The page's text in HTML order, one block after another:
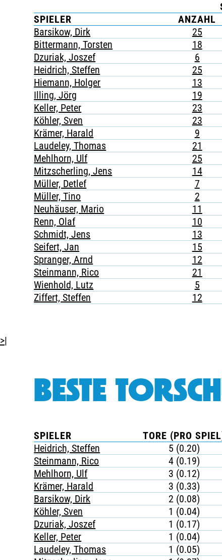
SPIELER
ANZAHL
Barsikow, Dirk
25
Bittermann, Torsten
18
Dzuriak, Joszef
6
Heidrich, Steffen
25
Hiemann, Holger
13
Illing, Jörg
19
Keller, Peter
23
Köhler, Sven
23
Krämer, Harald
9
Laudeley, Thomas
21
Mehlhorn, Ulf
25
Mitzscherling, Jens
14
Müller, Detlef
7
Müller, Tino
2
Neuhäuser, Mario
11
Renn, Olaf
10
Schmidt, Jens
13
Seifert, Jan
15
Spranger, Arnd
12
Steinmann, Rico
21
Wienhold, Lutz
5
Ziffert, Steffen
12
>|
BESTE
SPIELER TORE (PRO
Heidrich, Steffen
5 (0.20)
Steinmann, Rico
4 (0.19)
Mehlhorn, Ulf
3 (0.12)
Krämer, Harald
3 (0.33)
Barsikow, Dirk
2 (0.08)
Köhler, Sven
1 (0.04)
Dzuriak, Joszef
1 (0.17)
Keller, Peter
1 (0.04)
Laudeley, Thomas
1 (0.05)